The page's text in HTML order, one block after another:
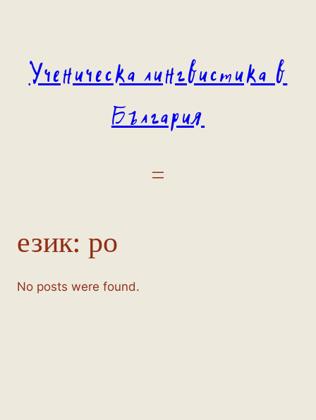
Ученическа лингвистика в
България
език: ро
No posts were found.